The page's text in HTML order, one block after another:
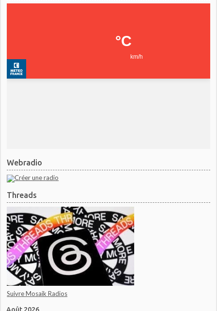
Webradio
Threads
Suivre Mosaik Radios
Août 2026